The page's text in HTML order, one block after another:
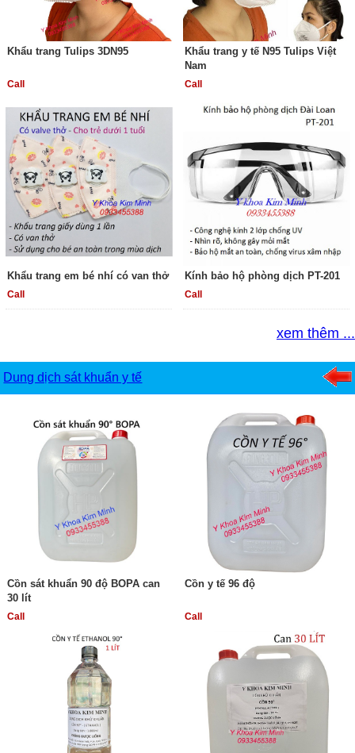
Khẩu trang Tulips 3DN95
Call
Khẩu trang y tế N95 Tulips Việt
Nam
Call
Khẩu trang em bé nhí có van thở
Call
Kính bảo hộ phòng dịch PT-201
Call
xem thêm ...
Dung dịch sát khuẩn y tế
Cồn sát khuẩn 90 độ BOPA can
30 lít
Call
Cồn y tế 96 độ
Call